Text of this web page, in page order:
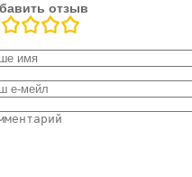
отзыв